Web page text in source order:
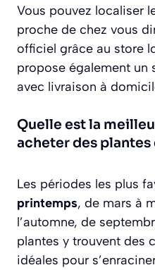
Vous pouvez localiser
proche de chez vous
officiel grâce au store
propose également un
avec livraison à
Quelle est la
acheter des plantes
Les périodes les plus
printemps, de mars à
l’automne, de
plantes y trouvent des
idéales pour